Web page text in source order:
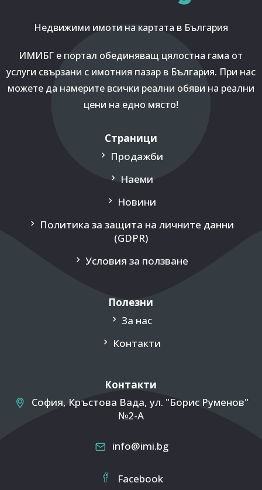
Недвижими имоти на картата в България
ИМИБГ е портал обединяващ цялостна гама от
услуги свързани с имотния пазар в България. При нас
можете да намерите всички реални обяви на реални
цени на едно място!
Страници
Продажби
Наеми
Новини
Политика за защита на личните данни
(GDPR)
Условия за ползване
Полезни
За нас
Контакти
Контакти
София, Кръстова Вада, ул. "Борис Руменов"
№2-A
info@imi.bg
Facebook